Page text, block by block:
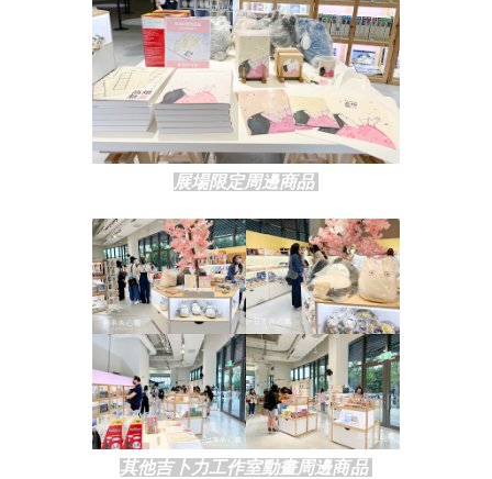
展場限定周邊商品
其他吉卜力工作室動畫周邊商品